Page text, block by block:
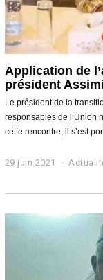
Application de
président
Le président de la
responsables de l’Union
cette rencontre, il s’est
29 juin 2021
n